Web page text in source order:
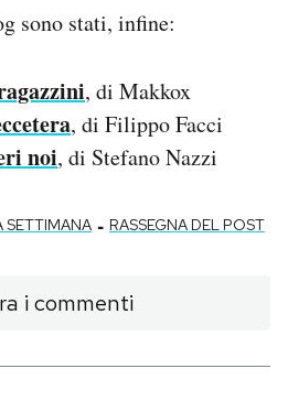
sono stati, infine:
, di Makkox
, di Filippo Facci
noi, di Stefano Nazzi
SETTIMANA - RASSEGNA DEL POST
i commenti